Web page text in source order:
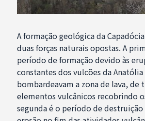
A formação geológica da
duas forças naturais opostas. A
período de formação devido às
constantes dos vulcões da
bombardeavam a zona de lava, de
elementos vulcânicos recobrindo
segunda é o período de destruição